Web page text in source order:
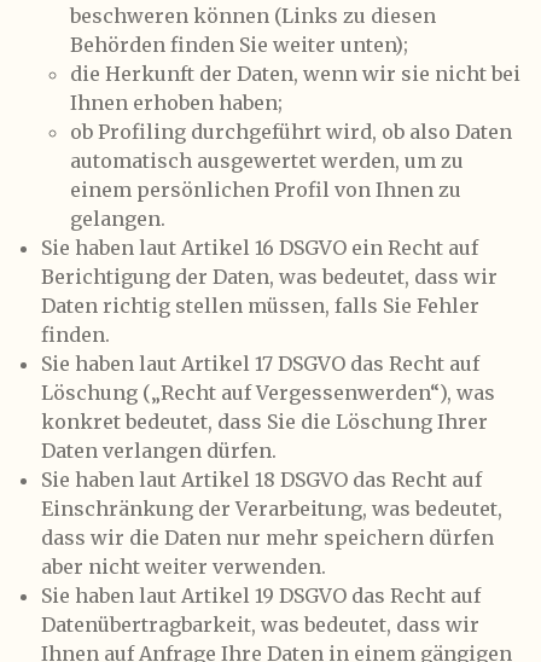
beschweren können (Links zu diesen
Behörden finden Sie weiter unten);
die Herkunft der Daten, wenn wir sie nicht bei
Ihnen erhoben haben;
ob Profiling durchgeführt wird, ob also Daten
automatisch ausgewertet werden, um zu
einem persönlichen Profil von Ihnen zu
gelangen.
Sie haben laut Artikel 16 DSGVO ein Recht auf
Berichtigung der Daten, was bedeutet, dass wir
Daten richtig stellen müssen, falls Sie Fehler
finden.
Sie haben laut Artikel 17 DSGVO das Recht auf
Löschung („Recht auf Vergessenwerden“), was
konkret bedeutet, dass Sie die Löschung Ihrer
Daten verlangen dürfen.
Sie haben laut Artikel 18 DSGVO das Recht auf
Einschränkung der Verarbeitung, was bedeutet,
dass wir die Daten nur mehr speichern dürfen
aber nicht weiter verwenden.
Sie haben laut Artikel 19 DSGVO das Recht auf
Datenübertragbarkeit, was bedeutet, dass wir
Ihnen auf Anfrage Ihre Daten in einem gängigen